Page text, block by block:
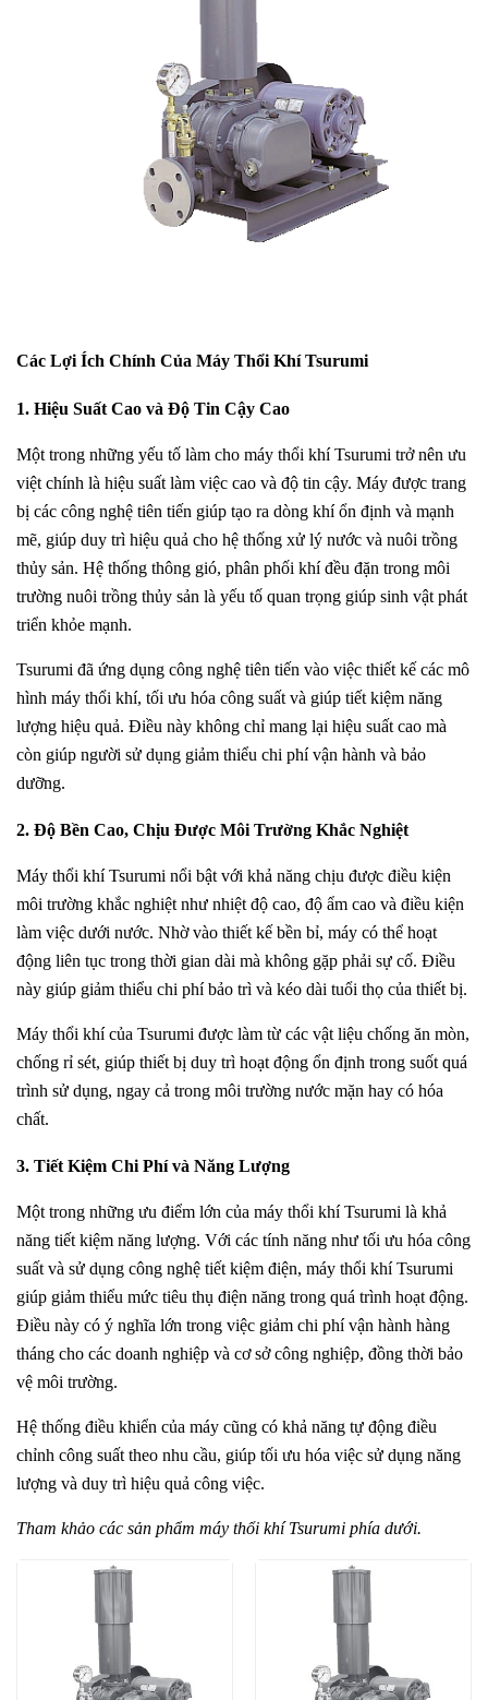
Các Lợi Ích Chính Của Máy Thổi Khí Tsurumi
1. Hiệu Suất Cao và Độ Tin Cậy Cao
Một trong những yếu tố làm cho máy thổi khí Tsurumi trở nên ưu
việt chính là hiệu suất làm việc cao và độ tin cậy. Máy được trang
bị các công nghệ tiên tiến giúp tạo ra dòng khí ổn định và mạnh
mẽ, giúp duy trì hiệu quả cho hệ thống xử lý nước và nuôi trồng
thủy sản. Hệ thống thông gió, phân phối khí đều đặn trong môi
trường nuôi trồng thủy sản là yếu tố quan trọng giúp sinh vật phát
triển khỏe mạnh.
Tsurumi đã ứng dụng công nghệ tiên tiến vào việc thiết kế các mô
hình máy thổi khí, tối ưu hóa công suất và giúp tiết kiệm năng
lượng hiệu quả. Điều này không chỉ mang lại hiệu suất cao mà
còn giúp người sử dụng giảm thiểu chi phí vận hành và bảo
dưỡng.
2. Độ Bền Cao, Chịu Được Môi Trường Khắc Nghiệt
Máy thổi khí Tsurumi nổi bật với khả năng chịu được điều kiện
môi trường khắc nghiệt như nhiệt độ cao, độ ẩm cao và điều kiện
làm việc dưới nước. Nhờ vào thiết kế bền bỉ, máy có thể hoạt
động liên tục trong thời gian dài mà không gặp phải sự cố. Điều
này giúp giảm thiểu chi phí bảo trì và kéo dài tuổi thọ của thiết bị.
Máy thổi khí của Tsurumi được làm từ các vật liệu chống ăn mòn,
chống rỉ sét, giúp thiết bị duy trì hoạt động ổn định trong suốt quá
trình sử dụng, ngay cả trong môi trường nước mặn hay có hóa
chất.
3. Tiết Kiệm Chi Phí và Năng Lượng
Một trong những ưu điểm lớn của máy thổi khí Tsurumi là khả
năng tiết kiệm năng lượng. Với các tính năng như tối ưu hóa công
suất và sử dụng công nghệ tiết kiệm điện, máy thổi khí Tsurumi
giúp giảm thiểu mức tiêu thụ điện năng trong quá trình hoạt động.
Điều này có ý nghĩa lớn trong việc giảm chi phí vận hành hàng
tháng cho các doanh nghiệp và cơ sở công nghiệp, đồng thời bảo
vệ môi trường.
Hệ thống điều khiển của máy cũng có khả năng tự động điều
chỉnh công suất theo nhu cầu, giúp tối ưu hóa việc sử dụng năng
lượng và duy trì hiệu quả công việc.
Tham khảo các sản phẩm máy thổi khí Tsurumi phía dưới.